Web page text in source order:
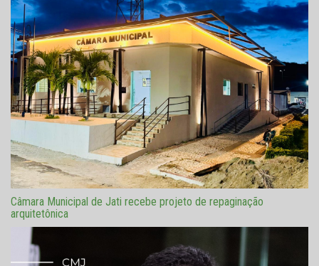
Câmara Municipal de Jati recebe projeto de repaginação
arquitetônica